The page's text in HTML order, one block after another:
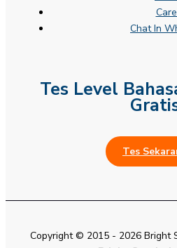
Chat In
Tes Level
Tes
Copyright © 2015 - 2026 Bright